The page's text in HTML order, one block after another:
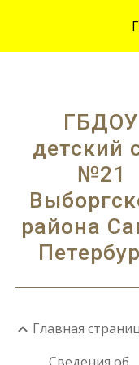
ГБДОУ
детский
№21
района
Главная